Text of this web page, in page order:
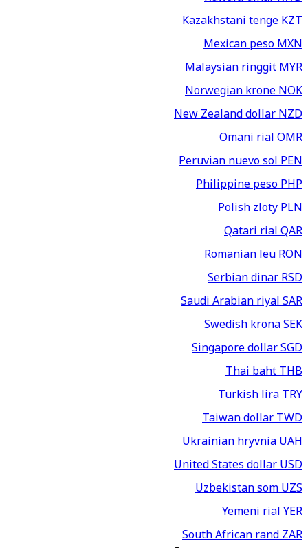
Kazakhstani tengeKZT
Mexican pesoMXN
Malaysian ringgitMYR
Norwegian kroneNOK
New Zealand dollarNZD
Omani rialOMR
Peruvian nuevo solPEN
Philippine pesoPHP
Polish zlotyPLN
Qatari rialQAR
Romanian leuRON
Serbian dinarRSD
Saudi Arabian riyalSAR
Swedish kronaSEK
Singapore dollarSGD
Thai bahtTHB
Turkish liraTRY
Taiwan dollarTWD
Ukrainian hryvniaUAH
United States dollarUSD
Uzbekistan somUZS
Yemeni rialYER
South African randZAR